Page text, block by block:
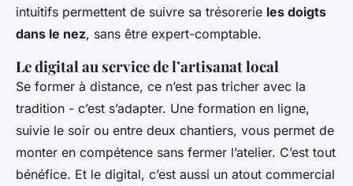
intuitifs permettent de suivre sa trésorerie les doigts
dans le nez, sans être expert-comptable.
Le digital au service de l’artisanat local
Se former à distance, ce n’est pas tricher avec la
tradition - c’est s’adapter. Une formation en ligne,
suivie le soir ou entre deux chantiers, vous permet de
monter en compétence sans fermer l’atelier. C’est tout
bénéfice. Et le digital, c’est aussi un atout commercial